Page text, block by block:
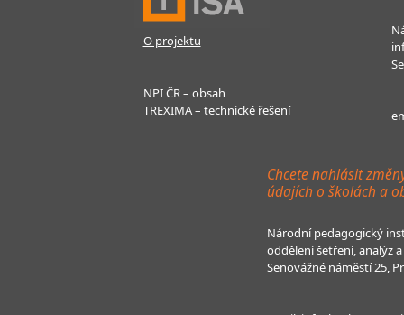
O projektu
NPI ČR – obsah
TREXIMA – technické řešení
Chcete nahlásit
údajích o školách a
Národní pedagogický
oddělení šetření, analýz
Senovážné náměstí 25,